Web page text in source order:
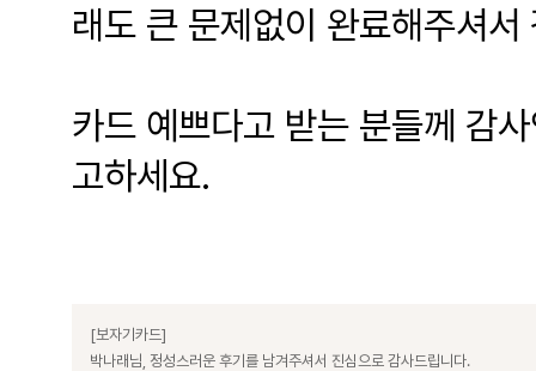
래도 큰 문제없이 완료해주셔서
카드 예쁘다고 받는 분들께 감
고하세요.
[보자기카드]
박나래님, 정성스러운 후기를 남겨주셔서 진심으로 감사드립니다.